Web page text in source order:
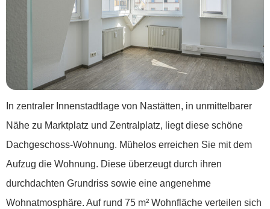
In zentraler Innenstadtlage von Nastätten, in unmittelbarer
Nähe zu Marktplatz und Zentralplatz, liegt diese schöne
Dachgeschoss-Wohnung. Mühelos erreichen Sie mit dem
Aufzug die Wohnung. Diese überzeugt durch ihren
durchdachten Grundriss sowie eine angenehme
Wohnatmosphäre. Auf rund 75 m² Wohnfläche verteilen sich